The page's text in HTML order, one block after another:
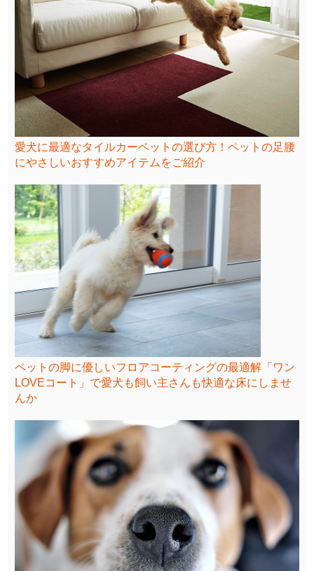
愛犬に最適なタイルカーペットの選び方！ペットの足腰
にやさしいおすすめアイテムをご紹介
ペットの脚に優しいフロアコーティングの最適解「ワン
LOVEコート」で愛犬も飼い主さんも快適な床にしませ
んか